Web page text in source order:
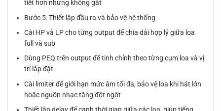
tiết hơn nhưng không gắt
Bước 5: Thiết lập đầu ra và bảo vệ hệ thống
Cài HP và LP cho từng output để chia dải hợp lý giữa loa
full và sub
Dùng PEQ trên output để tinh chỉnh theo từng cụm loa và vị
trí lắp đặt
Cài limiter để giới hạn mức âm tối đa, bảo vệ loa khi hát lớn
hoặc nguồn nhạc tăng đột ngột